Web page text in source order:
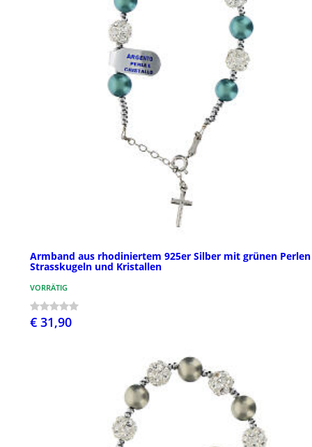
Armband aus rhodiniertem 925er Silber mit grünen Perlen
Strasskugeln und Kristallen
VORRÄTIG
€ 31,90